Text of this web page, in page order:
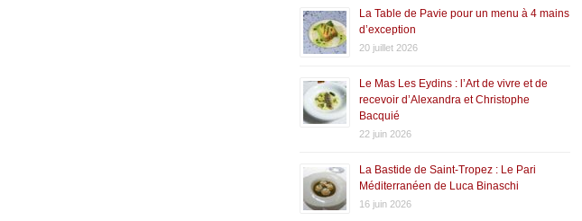
La Table de Pavie pour un menu à 4 mains
d’exception
20 juillet 2026
Le Mas Les Eydins : l’Art de vivre et de
recevoir d’Alexandra et Christophe
Bacquié
22 juin 2026
La Bastide de Saint-Tropez : Le Pari
Méditerranéen de Luca Binaschi
16 juin 2026